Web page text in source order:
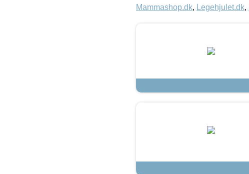
Mammashop.dk, Legehjulet.dk,